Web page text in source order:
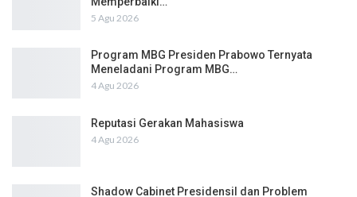
5 Agu 2026
Program MBG Presiden Prabowo Ternyata
Meneladani Program MBG…
4 Agu 2026
Reputasi Gerakan Mahasiswa
4 Agu 2026
Shadow Cabinet Presidensil dan Problem